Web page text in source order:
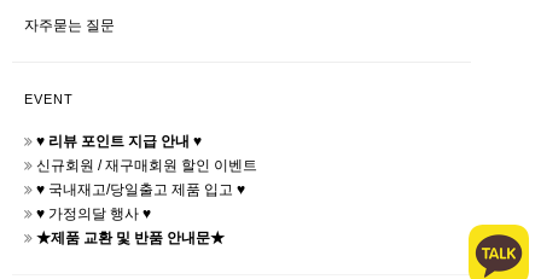
자주묻는 질문
EVENT
♥ 리뷰 포인트 지급 안내 ♥
신규회원 / 재구매회원 할인 이벤트
♥ 국내재고/당일출고 제품 입고 ♥
♥ 가정의달 행사 ♥
★제품 교환 및 반품 안내문★